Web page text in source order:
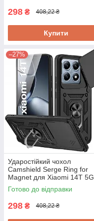
298 ₴ 408,22 ₴
Купити
–27%
Ударостійкий чохол
Camshield Serge Ring for
Magnet для Xiaomi 14T 5G
Готово до відправки
298 ₴ 408,22 ₴